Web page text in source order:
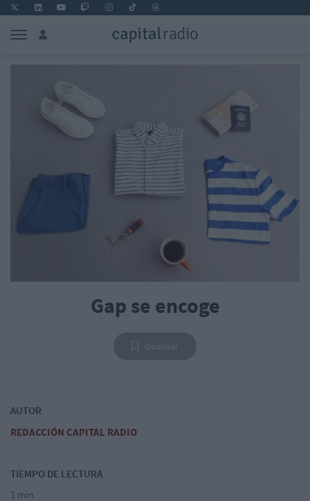
Gap se encoge
AUTOR
REDACCIÓN CAPITAL RADIO
TIEMPO DE LECTURA
1 min